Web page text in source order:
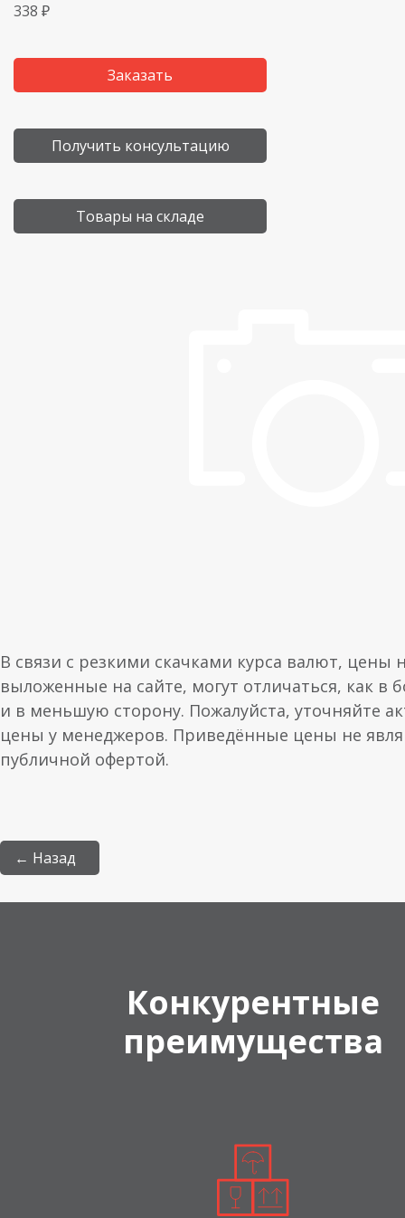
338 ₽
Заказать
Получить консультацию
Товары на складе
В связи с резкими скачками курса валют, цены
выложенные на сайте, могут отличаться, как в
и в меньшую сторону. Пожалуйста, уточняйте
цены у менеджеров. Приведённые цены не
публичной офертой.
← Назад
Конкурентные
преимущества